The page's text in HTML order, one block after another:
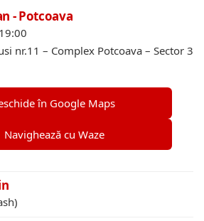
- Potcoava
nr.11 – Complex Potcoava – Sector 3
în Google Maps
Navighează cu Waze